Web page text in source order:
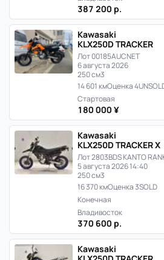
387 200 р.
Kawasaki
KLX250D TRACKER
Лот 00185AUCNET
6 августа 2026
250 см3
14 601 кмОценка 4
Стартовая
180 000 ¥
Kawasaki
KLX250D TRACKER X
Лот 2803BDS KANTO
5 августа 2026 14:40
250 см3
16 370 кмОценка 3SOLD
Конечная
Владивосток
370 600 р.
Kawasaki